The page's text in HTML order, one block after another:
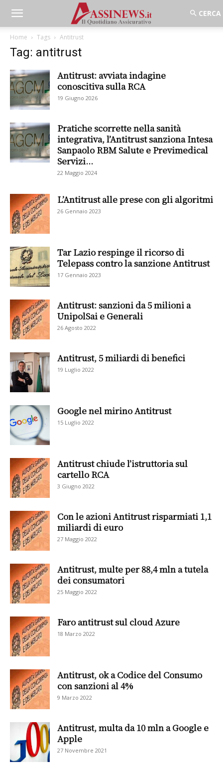
Home Tags Antitrust
Tag: antitrust
Antitrust: avviata indagine
conoscitiva sulla RCA
19 Giugno 2026
Pratiche scorrette nella sanità
integrativa, l’Antitrust sanziona Intesa
Sanpaolo RBM Salute e Previmedical
Servizi...
22 Maggio 2024
L’Antitrust alle prese con gli algoritmi
26 Gennaio 2023
Tar Lazio respinge il ricorso di
Telepass contro la sanzione Antitrust
17 Gennaio 2023
Antitrust: sanzioni da 5 milioni a
UnipolSai e Generali
26 Agosto 2022
Antitrust, 5 miliardi di benefici
19 Luglio 2022
Google nel mirino Antitrust
15 Luglio 2022
Antitrust chiude l’istruttoria sul
cartello RCA
3 Giugno 2022
Con le azioni Antitrust risparmiati 1,1
miliardi di euro
27 Maggio 2022
Antitrust, multe per 88,4 mln a tutela
dei consumatori
25 Maggio 2022
Faro antitrust sul cloud Azure
18 Marzo 2022
Antitrust, ok a Codice del Consumo
con sanzioni al 4%
9 Marzo 2022
Antitrust, multa da 10 mln a Google e
Apple
27 Novembre 2021